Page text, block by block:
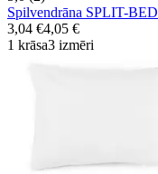
Spilvendrāna SPLIT-
3,04 €4,05 €
1 krāsa3 izmēri